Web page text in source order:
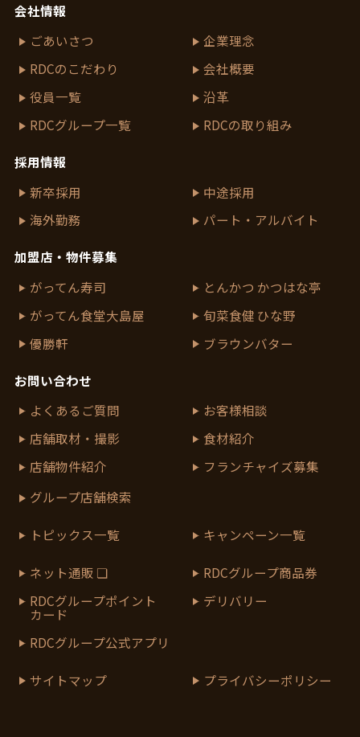
会社情報
ごあいさつ
企業理念
RDCのこだわり
会社概要
役員一覧
沿革
RDCグループ一覧
RDCの取り組み
採用情報
新卒採用
中途採用
海外勤務
パート・アルバイト
加盟店・物件募集
がってん寿司
とんかつ かつはな亭
がってん食堂大島屋
旬菜食健 ひな野
優勝軒
ブラウンバター
お問い合わせ
よくあるご質問
お客様相談
店舗取材・撮影
食材紹介
店舗物件紹介
フランチャイズ募集
グループ店舗検索
トピックス一覧 キャンペーン一覧
ネット通販 ❏
RDCグループ商品券
RDCグループポイント
カード
デリバリー
RDCグループ公式アプリ
サイトマップ プライバシーポリシー